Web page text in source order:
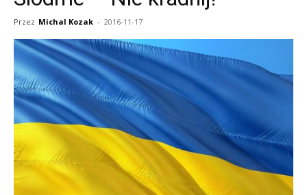
Przez Michal Kozak - 2016-11-17